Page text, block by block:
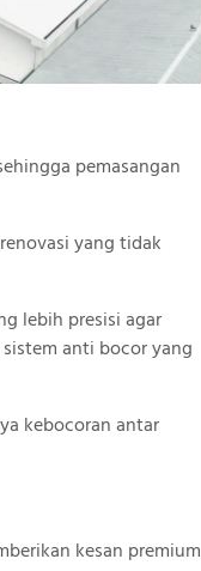
pemasangan
yang tidak
lebih presisi agar
anti bocor yang
kebocoran antar
kesan premium